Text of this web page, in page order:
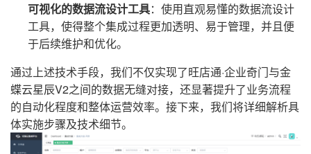
可视化的数据流设计工具：使用直观易懂的数据流设计
工具，使得整个集成过程更加透明、易于管理，并且便
于后续维护和优化。
通过上述技术手段，我们不仅实现了旺店通·企业奇门与金
蝶云星辰V2之间的数据无缝对接，还显著提升了业务流程
的自动化程度和整体运营效率。接下来，我们将详细解析具
体实施步骤及技术细节。